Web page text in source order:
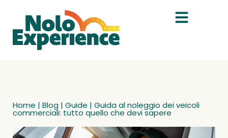
Home | Blog | Guide | Guida al noleggio dei veicoli
commerciali: tutto quello che devi sapere